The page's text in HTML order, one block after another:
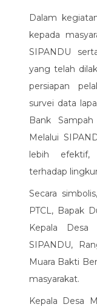
Dalam
kepada
SIPANDU
yang telah
persiapan
survei data
Bank
Melalui
lebih efektif,
terhadap
Secara
PTCL, Bapak
Kepala
SIPANDU,
Muara Bakti
masyarakat.
Kepala Desa